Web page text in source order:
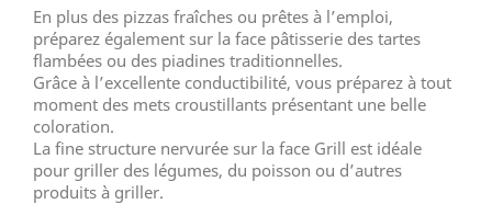
En plus des pizzas fraîches ou prêtes à l’emploi,
préparez également sur la face pâtisserie des tartes
flambées ou des piadines traditionnelles.
Grâce à l’excellente conductibilité, vous préparez à tout
moment des mets croustillants présentant une belle
coloration.
La fine structure nervurée sur la face Grill est idéale
pour griller des légumes, du poisson ou d’autres
produits à griller.